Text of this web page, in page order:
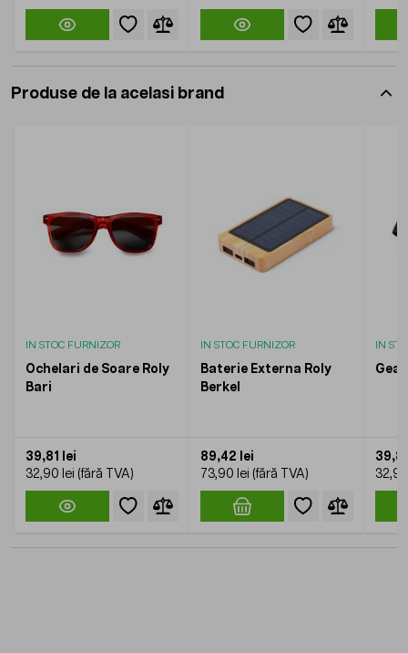
Produse de la acelasi brand
IN STOC FURNIZOR
Ochelari de Soare Roly
Bari
39,81 lei
32,90 lei
IN STOC FURNIZOR
Baterie Externa Roly
Berkel
89,42 lei
73,90 lei
IN